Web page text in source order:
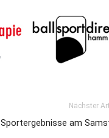
Nächster
Sportergebnisse am